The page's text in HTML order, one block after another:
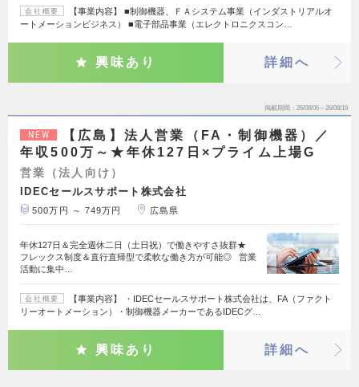
会社概要
【事業内容】 ■制御機器、ＦＡシステム事業（インダストリアルオ
ートメーションビジネス） ■電子部品事業（エレクトロニクスコン…
興味あり 詳細へ
掲載期間 26/08/06～26/08/19
NEW
【広島】法人営業（FA・制御機器）／
年収500万～★年休127日×プライム上場G
営業（法人向け）
IDECセールスサポート株式会社
500万円 ～ 749万円 広島県
年休127日＆完全週休二日（土日祝）で働きやすさ抜群★
フレックス制度＆直行直帰型で柔軟な働き方が可能◎ 営業
活動に集中…
会社概要
【事業内容】 ・IDECセールスサポート株式会社は、FA（ファクト
リーオートメーション）・制御機器メーカーであるIDECグ…
興味あり 詳細へ